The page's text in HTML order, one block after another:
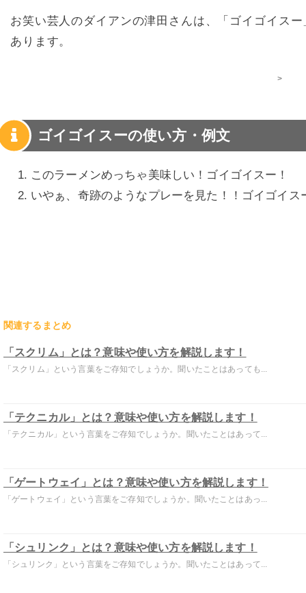
お笑い芸人のダイアンの津田さんは、「ゴイゴイス
あります。
>
ゴイゴイスーの使い方・例文
このラーメンめっちゃ美味しい！ゴイゴイスー！
いやぁ、奇跡のようなプレーを見た！！ゴイゴイス
関連するまとめ
「スクリム」とは？意味や使い方を解説します！
「スクリム」という言葉をご存知でしょうか。聞いたことはあっても...
「テクニカル」とは？意味や使い方を解説します！
「テクニカル」という言葉をご存知でしょうか。聞いたことはあって...
「ゲートウェイ」とは？意味や使い方を解説します！
「ゲートウェイ」という言葉をご存知でしょうか。聞いたことはあっ...
「シュリンク」とは？意味や使い方を解説します！
「シュリンク」という言葉をご存知でしょうか。聞いたことはあって...